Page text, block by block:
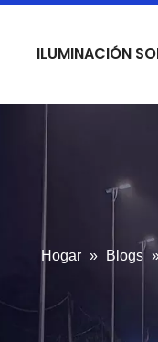
ILUMINACIÓN
Hogar » Blogs